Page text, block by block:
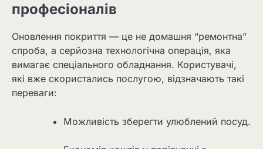
професіоналів
Оновлення покриття — це не домашня “ремонтна”
спроба, а серйозна технологічна операція, яка
вимагає спеціального обладнання. Користувачі,
які вже скористались послугою, відзначають такі
переваги:
Можливість зберегти улюблений посуд.